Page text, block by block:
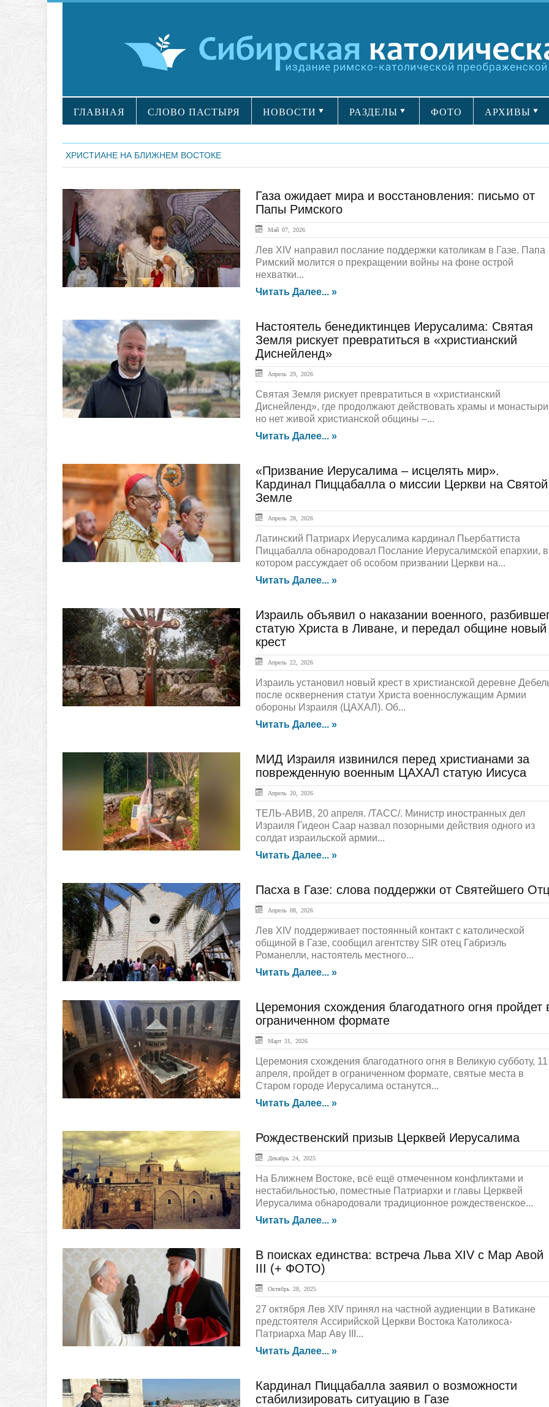
ГЛАВНАЯ СЛОВО ПАСТЫРЯ НОВОСТИ РАЗДЕЛЫ ФОТО АРХИВЫ
ХРИСТИАНЕ НА БЛИЖНЕМ ВОСТОКЕ
ЛЕНТА НОВОСТЕЙ
Газа ожидает мира и восстановления: письмо от
Папы Римского
Май 07, 2026
Лев XIV направил послание поддержки католикам в Газе. Папа
Римский молится о прекращении войны на фоне острой
нехватки...
Читать Далее... »
ЛЕНТА НОВОСТЕЙ
Настоятель бенедиктинцев Иерусалима: Святая
Земля рискует превратиться в «христианский
Диснейленд»
Апрель 29, 2026
Святая Земля рискует превратиться в «христианский
Диснейленд», где продолжают действовать храмы и
но нет живой христианской общины –...
Читать Далее... »
ГЛАВНАЯ
«Призвание Иерусалима – исцелять мир».
Кардинал Пиццабалла о миссии Церкви на Святой
Земле
Апрель 28, 2026
Латинский Патриарх Иерусалима кардинал Пьербаттиста
Пиццабалла обнародовал Послание Иерусалимской епархии, в
котором рассуждает об особом призвании Церкви на...
Читать Далее... »
ЛЕНТА НОВОСТЕЙ
Израиль объявил о наказании военного,
статую Христа в Ливане, и передал общине новый
крест
Апрель 22, 2026
Израиль установил новый крест в христианской деревне
после осквернения статуи Христа военнослужащим Армии
обороны Израиля (ЦАХАЛ). Об...
Читать Далее... »
ЛЕНТА НОВОСТЕЙ
МИД Израиля извинился перед христианами за
поврежденную военным ЦАХАЛ статую Иисуса
Апрель 20, 2026
ТЕЛЬ-АВИВ, 20 апреля. /ТАСС/. Министр иностранных дел
Израиля Гидеон Саар назвал позорными действия одного из
солдат израильской армии...
Читать Далее... »
ЛЕНТА НОВОСТЕЙ
Пасха в Газе: слова поддержки от Святейшего
Апрель 08, 2026
Лев XIV поддерживает постоянный контакт с католической
общиной в Газе, сообщил агентству SIR отец Габриэль
Романелли, настоятель местного...
Читать Далее... »
ЛЕНТА НОВОСТЕЙ
Церемония схождения благодатного огня пройдет
ограниченном формате
Март 31, 2026
Церемония схождения благодатного огня в Великую субботу, 11
апреля, пройдет в ограниченном формате, святые места в
Старом городе Иерусалима останутся...
Читать Далее... »
ГЛАВНАЯ
Рождественский призыв Церквей Иерусалима
Декабрь 24, 2025
На Ближнем Востоке, всё ещё отмеченном конфликтами и
нестабильностью, поместные Патриархи и главы Церквей
Иерусалима обнародовали традиционное рождественское...
Читать Далее... »
ЛЕНТА НОВОСТЕЙ
В поисках единства: встреча Льва XIV с Мар Авой
III (+ ФОТО)
Октябрь 28, 2025
27 октября Лев XIV принял на частной аудиенции в Ватикане
предстоятеля Ассирийской Церкви Востока Католикоса-
Патриарха Мар Аву III...
Читать Далее... »
ЛЕНТА НОВОСТЕЙ
Кардинал Пиццабалла заявил о возможности
стабилизировать ситуацию в Газе